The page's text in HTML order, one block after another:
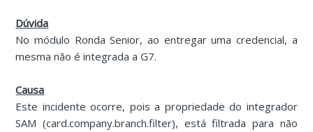
Dúvida
No módulo Ronda Senior, ao entregar uma credencial, a
mesma não é integrada a G7.
Causa
Este incidente ocorre, pois a propriedade do integrador
SAM (card.company.branch.filter), está filtrada para não